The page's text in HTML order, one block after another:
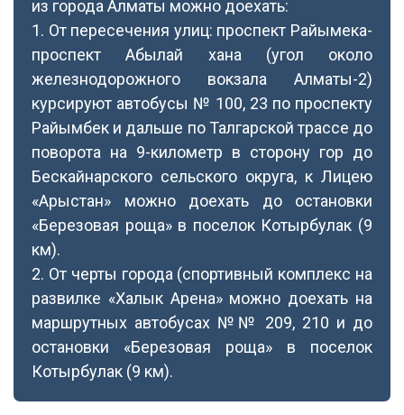
из города Алматы можно доехать:
1. От пересечения улиц: проспект Райымека-
проспект Абылай хана (угол около
железнодорожного вокзала Алматы-2)
курсируют автобусы № 100, 23 по проспекту
Райымбек и дальше по Талгарской трассе до
поворота на 9-километр в сторону гор до
Бескайнарского сельского округа, к Лицею
«Арыстан» можно доехать до остановки
«Березовая роща» в поселок Котырбулак (9
км).
2. От черты города (спортивный комплекс на
развилке «Халык Арена» можно доехать на
маршрутных автобусах №№ 209, 210 и до
остановки «Березовая роща» в поселок
Котырбулак (9 км).